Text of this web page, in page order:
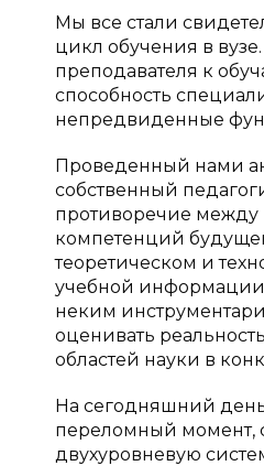
Мы все стали
цикл обучения в
преподавателя к
способность
непредвиденные
Проведенный нами
собственный
противоречие между
компетенций
теоретическом и
учебной
неким
оценивать
областей науки в
На сегодняшний
переломный момент,
двухуровневую